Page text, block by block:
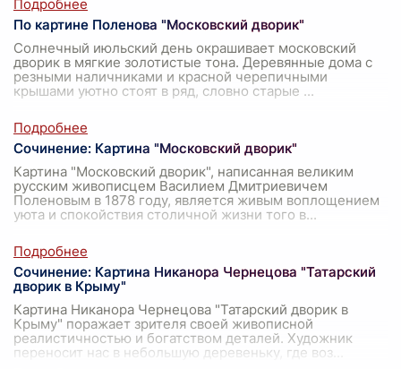
По картине Поленова "Московский дворик"
Солнечный июльский день окрашивает московский
дворик в мягкие золотистые тона. Деревянные дома с
резными наличниками и красной черепичными
крышами уютно стоят в ряд, словно старые ...
Сочинение: Картина "Московский дворик"
Картина "Московский дворик", написанная великим
русским живописцем Василием Дмитриевичем
Поленовым в 1878 году, является живым воплощением
уюта и спокойствия столичной жизни того в...
Сочинение: Картина Никанора Чернецова "Татарский
дворик в Крыму"
Картина Никанора Чернецова "Татарский дворик в
Крыму" поражает зрителя своей живописной
реалистичностью и богатством деталей. Художник
переносит нас в небольшую деревеньку, где воз